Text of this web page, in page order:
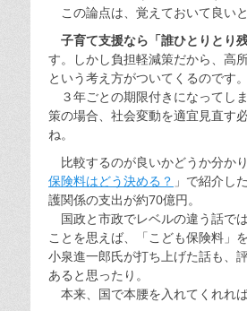
この論点は、覚えておいて良いと
子育て支援なら「誰ひとりとり
す。しかし負担軽減策だから、高
という考え方がついてくるのです。
３年ごとの期限付きになってし
策の場合、社会変動を適宜見直す
ね。
比較するのが良いかどうか分か
保険料はどう決める？ 」で紹介し
護関係の支出が約70億円。
国政と市政でレベルの違う話で
ことを思えば、「こども保険料」
小泉進一郎氏が打ち上げた話も、
あると思ったり。
本来、国で本腰を入れてくれれば